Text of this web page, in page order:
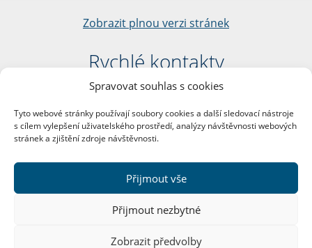
Spravovat souhlas s cookies
Tyto webové stránky používají soubory cookies a další sledovací nástroje
s cílem vylepšení uživatelského prostředí, analýzy návštěvnosti webových
stránek a zjištění zdroje návštěvnosti.
Přijmout vše
Přijmout nezbytné
Zobrazit předvolby
Zobrazit plnou verzi stránek
Rychlé kontakty
Filozofická fakulta
nám. Jana Palacha 1/2
116 38 Praha 1
DIČ: CZ00216208
Další kontakty